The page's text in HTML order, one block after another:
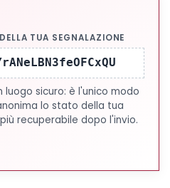
TUA SEGNALAZIONE
luogo sicuro: è l'unico modo
lo stato della tua
recuperabile dopo l'invio.